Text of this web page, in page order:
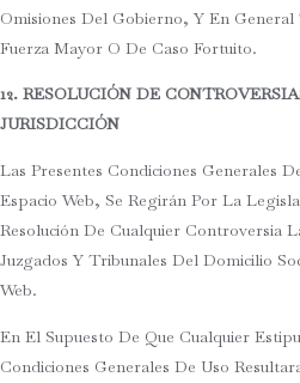
Omisiones Del Gobierno, Y En General
Fuerza Mayor O De Caso Fortuito.
12. RESOLUCIÓN DE
JURISDICCIÓN
Las Presentes Condiciones Generales
Espacio Web, Se Regirán Por La
Resolución De Cualquier Controversia
Juzgados Y Tribunales Del Domicilio
Web.
En El Supuesto De Que Cualquier
Condiciones Generales De Uso